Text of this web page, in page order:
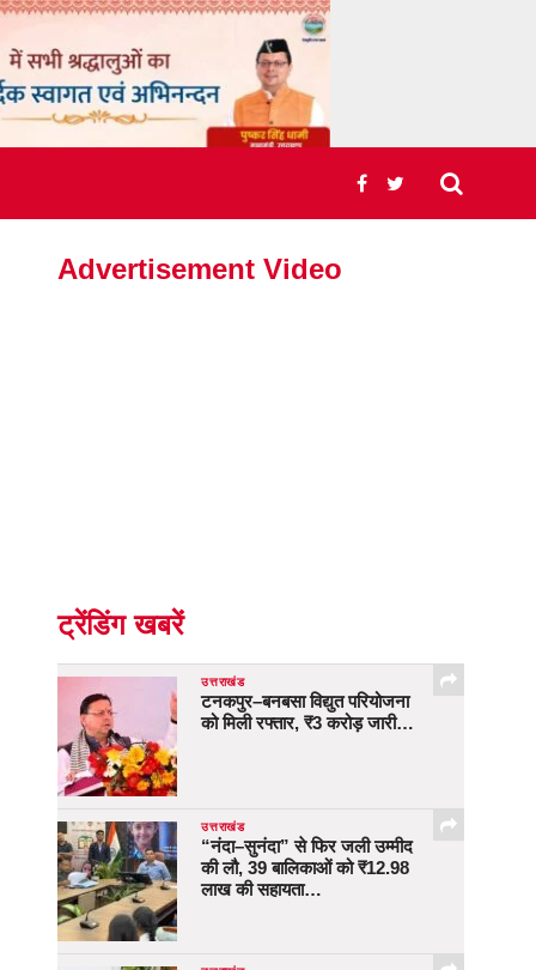
Advertisement Video
ट्रेंडिंग खबरें
उत्तराखंड
टनकपुर–बनबसा विद्युत परियोजना
को मिली रफ्तार, ₹3 करोड़ जारी…
उत्तराखंड
“नंदा–सुनंदा” से फिर जली उम्मीद
की लौ, 39 बालिकाओं को ₹12.98
लाख की सहायता…